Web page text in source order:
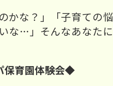
かな？」「子育ての悩
な…」そんなあなたに
保育園体験会◆